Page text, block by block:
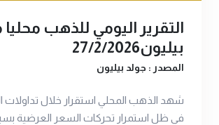
التقرير اليومي للذهب
بيليون27/2/2026
المصدر : جولد بيليون
شهد الذهب المحلي استقرار خلال تداولات
في ظل استمرار تحركات السعر العرضية